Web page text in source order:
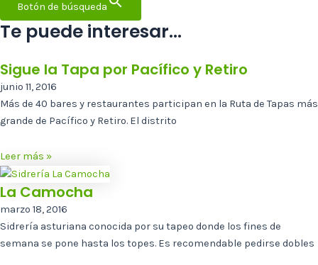
Botón de búsqueda
Te puede interesar...
Sigue la Tapa por Pacífico y Retiro
junio 11, 2016
Más de 40 bares y restaurantes participan en la Ruta de Tapas más
grande de Pacífico y Retiro. El distrito
Leer más »
La Camocha
marzo 18, 2016
Sidrería asturiana conocida por su tapeo donde los fines de
semana se pone hasta los topes. Es recomendable pedirse dobles